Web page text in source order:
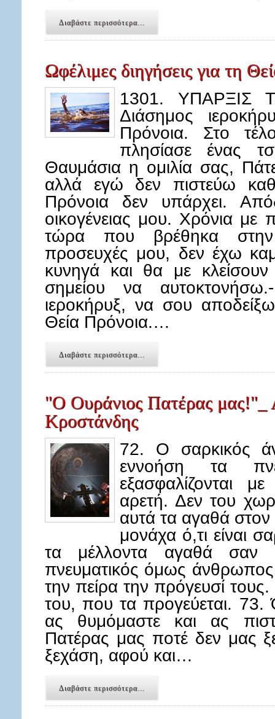
Διαβάστε περισσότερα...
Ωφέλιμες διηγήσεις για τη
1301. ΥΠΑΡΞΙΣ
Διάσημος
Πρόνοια. Στο
πλησίασε ένας
Θαυμάσια η ομιλία σας,
αλλά εγώ δεν πιστεύω
Πρόνοια δεν υπάρχει.
οικογένειας μου. Χρόνια
τώρα που βρέθηκα
προσευχές μου, δεν έχω
κυνηγά και θα με
σημείου να
ιεροκήρυξ, να σου
Θεία Πρόνοια.…
Διαβάστε περισσότερα...
"Ο Ουράνιος Πατέρας μας!"_
Κροστάνδης
72. Ο σαρκικός
εννοήση τα
εξασφαλίζονται
αρετή. Δεν του
αυτά τα αγαθά
μονάχα ό,τι είναι
τα μέλλοντα αγαθά σαν
πνευματικός όμως άνθρωπος
την πείρα την πρόγευσί τους.
του, που τα προγεύεται.
ας θυμόμαστε και ας
Πατέρας μας ποτέ δεν μας
ξεχάση, αφού και…
Διαβάστε περισσότερα...